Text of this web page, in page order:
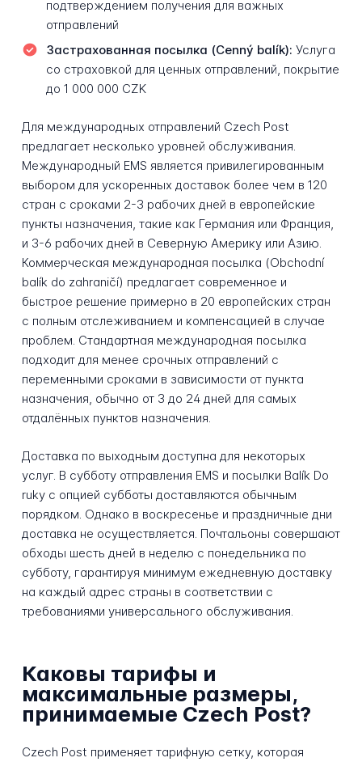
подтверждением получения для важных
отправлений
Застрахованная посылка (Cenný balík): Услуга
со страховкой для ценных отправлений, покрытие
до 1 000 000 CZK
Для международных отправлений Czech Post
предлагает несколько уровней обслуживания.
Международный EMS является привилегированным
выбором для ускоренных доставок более чем в 120
стран с сроками 2-3 рабочих дней в европейские
пункты назначения, такие как Германия или Франция,
и 3-6 рабочих дней в Северную Америку или Азию.
Коммерческая международная посылка (Obchodní
balík do zahraničí) предлагает современное и
быстрое решение примерно в 20 европейских стран
с полным отслеживанием и компенсацией в случае
проблем. Стандартная международная посылка
подходит для менее срочных отправлений с
переменными сроками в зависимости от пункта
назначения, обычно от 3 до 24 дней для самых
отдалённых пунктов назначения.
Доставка по выходным доступна для некоторых
услуг. В субботу отправления EMS и посылки Balík Do
ruky с опцией субботы доставляются обычным
порядком. Однако в воскресенье и праздничные дни
доставка не осуществляется. Почтальоны совершают
обходы шесть дней в неделю с понедельника по
субботу, гарантируя минимум ежедневную доставку
на каждый адрес страны в соответствии с
требованиями универсального обслуживания.
Каковы тарифы и
максимальные размеры,
принимаемые Czech Post?
Czech Post применяет тарифную сетку, которая